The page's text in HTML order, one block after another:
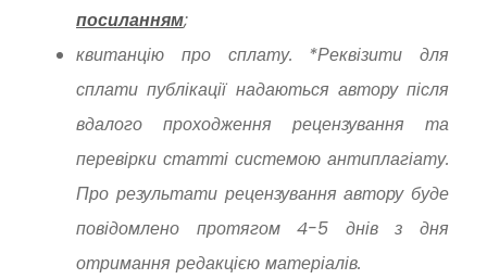
посиланням;
квитанцію про сплату. *Реквізити для
сплати публікації надаються автору після
вдалого проходження рецензування та
перевірки статті системою антиплагіату.
Про результати рецензування автору буде
повідомлено протягом 4-5 днів з дня
отримання редакцією матеріалів.